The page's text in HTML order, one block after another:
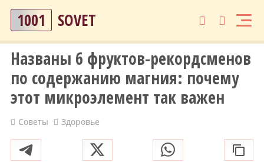
1001 SOVET
Названы 6 фруктов-рекордсменов
по содержанию магния: почему
этот микроэлемент так важен
Советы Здоровье